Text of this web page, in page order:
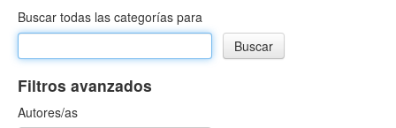
Buscar todas las categorías para
Filtros avanzados
Autores/as